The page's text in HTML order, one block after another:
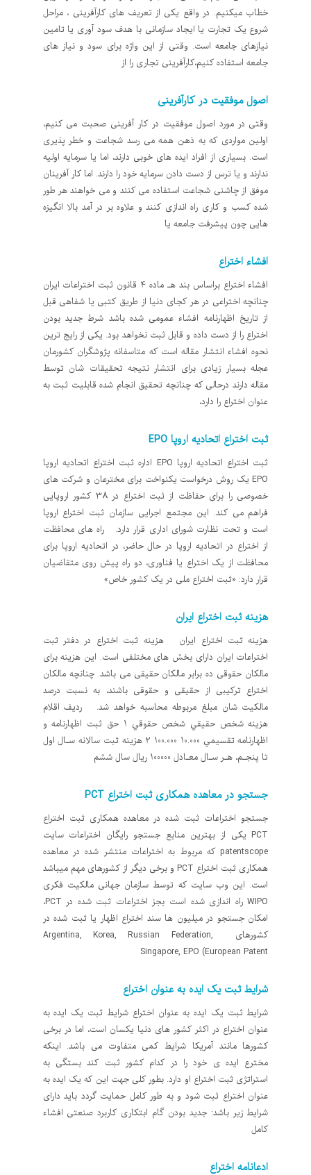
خطاب میکنیم. در واقع یکی از تعریف های کارآفرینی ، مراحل
شروع یک تجارت یا ایجاد سازمانی با هدف سود آوری یا تامین
نیازهای جامعه است. وقتی از این واژه برای سود و نیاز های
جامعه استفاده کنیم،کارآفرینی تجاری را از
اصول موفقیت در کارآفرینی
وقتی در مورد اصول موفقیت در کار آفرینی صحبت می کنیم،
اولین مواردی که به ذهن همه می رسد شجاعت و خطر پذیری
است. بسیاری از افراد ایده های خوبی دارند، اما یا سرمایه اولیه
ندارند و یا ترس از دست دادن سرمایه خود را دارند. اما کار آفرینان
موفق از چاشنی شجاعت استفاده می کنند و می خواهند هر طور
شده کسب و کاری راه اندازی کنند و علاوه بر در آمد بالا انگیزه
هایی چون پیشرفت جامعه یا
افشاء اختراع
افشاء اختراع براساس بند هـ ماده 4 قانون ثبت اختراعات ایران
چنانچه اختراعی در هر کجای دنیا از طریق کتبی یا شفاهی قبل
از تاریخ اظهارنامه افشاء عمومی شده باشد شرط جدید بودن
اختراع را از دست داده و قابل ثبت نخواهد بود. یکی از رایج ترین
نحوه افشاء انتشار مقاله است که متاسفانه پژوشگران کشورمان
عجله بسیار زیادی برای انتشار نتیجه تحقیقات شان توسط
مقاله دارند درحالی که چنانچه تحقیق انجام شده قابلیت ثبت به
عنوان اختراع را دارد،
ثبت اختراع اتحادیه اروپا EPO
ثبت اختراع اتحادیه اروپا EPO اداره ثبت اختراع اتحادیه اروپا
EPO یک روش درخواست یکنواخت برای مخترعان و شرکت های
خصوصی را برای حفاظت از ثبت اختراع در 38 کشور اروپایی
فراهم می کند. این مجتمع اجرایی سازمان ثبت اختراع اروپا
است و تحت نظارت شورای اداری قرار دارد. راه های محافظت
از اختراع در اتحادیه اروپا در حال حاضر، در اتحادیه اروپا برای
محافظت از یک اختراع یا فناوری، دو راه پیش روی متقاضیان
قرار دارد: «ثبت اختراع ملی در یک کشور خاص»
هزینه ثبت اختراع ایران
هزینه ثبت اختراع ایران هزینه ثبت اختراع در دفتر ثبت
اختراعات ایران دارای بخش های مختلفی است. این هزینه برای
مالکان حقوقی ده برابر مالکان حقیقی می باشد. چنانچه مالکان
اختراع ترکیبی از حقیقی و حقوقی باشند، به نسبت درصد
مالکیت شان مبلغ مربوطه محاسبه خواهد شد. ردیف اقلام
هزينه شخص حقيقي شخص حقوقي 1 حق ثبت اظهارنامه و
اظهارنامه تقسيمي 10.000 100.000 2 هزينه ثبت سالانه سـال اول
تا پنجـم، هـر سـال معـادل 100000 ريال سال ششم
جستجو در معاهده همکاری ثبت اختراع PCT
جستجو اختراعات ثبت شده در معاهده همکاری ثبت اختراع
PCT یکی از بهترین منابع جستجو رایگان اختراعات سایت
patentscope که مربوط به اختراعات منتشر شده در معاهده
همکاری ثبت اختراع PCT و برخی دیگر از کشورهای مهم میباشد
است. این وب سایت که توسط سازمان جهانی مالکیت فکری
WIPO راه اندازی شده است بجز اختراعات ثبت شده در PCT،
امکان جستجو در میلیون ها سند اختراع اظهار یا ثبت شده در
کشورهای Argentina, Korea, Russian Federation,
Singapore, EPO (European Patent
شرایط ثبت یک ایده به عنوان اختراع
شرایط ثبت یک ایده به عنوان اختراع شرایط ثبت یک ایده به
عنوان اختراع در اکثر کشور های دنیا یکسان است، اما در برخی
کشورها مانند آمریکا شرایط کمی متفاوت می باشد. اینکه
مخترع ایده ی خود را در کدام کشور ثبت کند بستگی به
استراتژی ثبت اختراع او دارد. بطور کلی جهت این که یک ایده به
عنوان اختراع ثبت شود و به طور کامل حمایت گردد باید دارای
شرایط زیر باشد: جدید بودن گام ابتکاری کاربرد صنعتی افشاء
کامل
ادعانامه اختراع